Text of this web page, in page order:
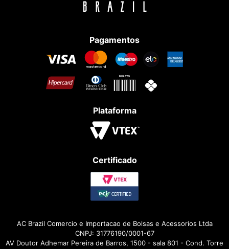
Pagamentos
Plataforma
Certificado
AC Brazil Comercio e Importacao de Bolsas e Acessorios Ltda
CNPJ: 31776190/0001-67
AV Doutor Adhemar Pereira de Barros, 1500 - sala 801 - Cond. Torre